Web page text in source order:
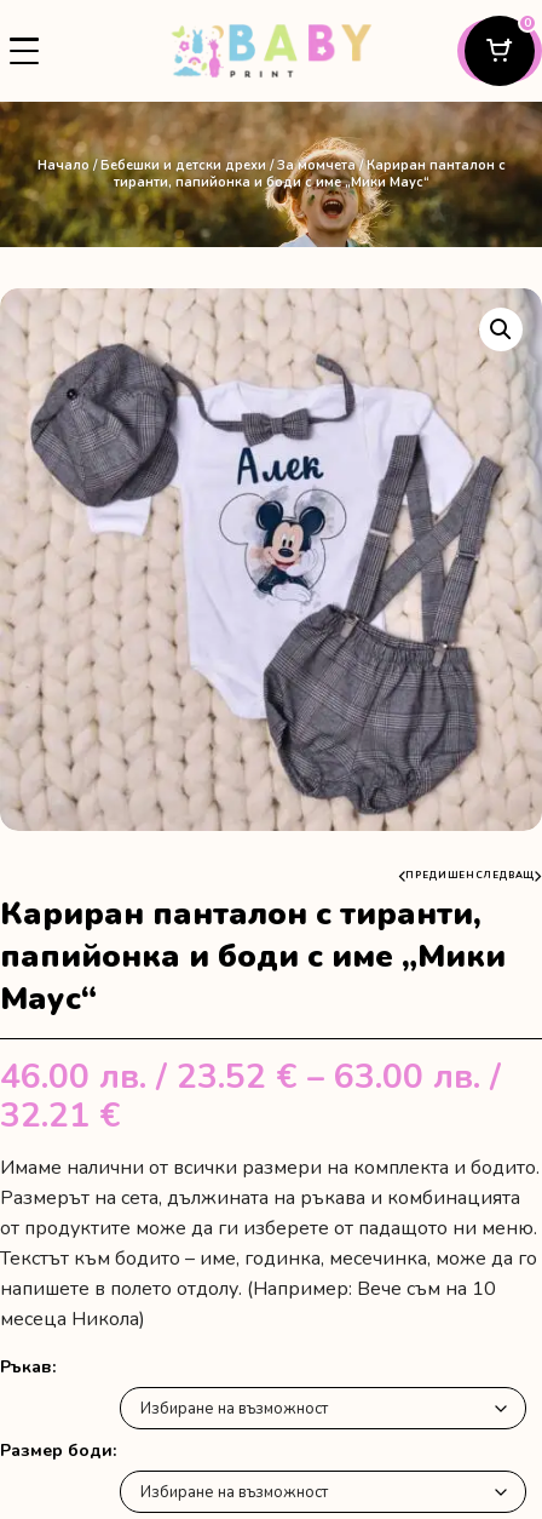
0
Начало /Бебешки и детски дрехи /За момчета/ Кариран панталон с
тиранти, папийонка и боди с име „Мики Маус“
ПРЕДИШЕН СЛЕДВАЩ
Кариран панталон с тиранти,
папийонка и боди с име „Мики
Маус“
46.00 лв. / 23.52 € – 63.00 лв. /
32.21 €
range:
46.00 лв.
/
23.52 €
through
/
32.21 €
Имаме налични от всички размери на комплекта и бодито.
Размерът на сета, дължината на ръкава и комбинацията
от продуктите може да ги изберете от падащото ни меню.
Текстът към бодито – име, годинка, месечинка, може да го
напишете в полето отдолу. (Например: Вече съм на 10
месеца Никола)
Ръкав
Размер боди